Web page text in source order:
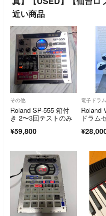
近い商品
その他
Roland SP-555 箱付
き 2〜3回テストのみ
¥59,800
電子ドラム
Roland
ドラム